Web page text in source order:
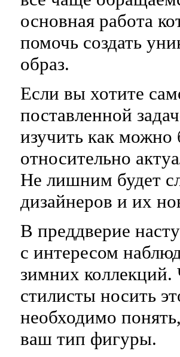
основная работа
помочь создать
образ.
Если вы хотите
поставленной
изучить как
относительно
Не лишним будет
дизайнеров и их
В преддверие
с интересом
зимних
стилисты носить
необходимо
ваш тип фигуры.